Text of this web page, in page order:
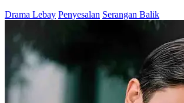
Drama Lebay Penyesalan Serangan Balik